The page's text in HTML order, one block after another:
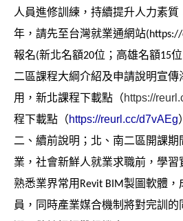
人員進修訓練，持續提升人力素質
年，請先至台灣就業通網站
報名(新北名額20位；高雄名額15
二區課程大綱介紹及申請說明宣
用，新北課程下載點（https://
程下載點（https://reurl.cc/d7vAEg
二、續前說明；北、南二區開課
業，社會新鮮人就業求職前，學習
熟悉業界常用 Revit BIM製圖軟體，
員，同時產業媒合機制將對完訓